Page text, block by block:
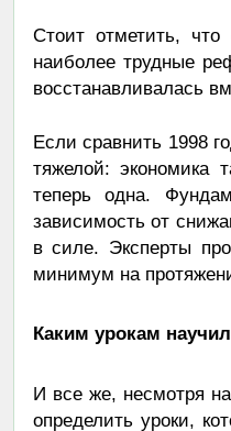
Стоит отметить,
наиболее трудные
восстанавливалась
Если сравнить 1998
тяжелой: экономика
теперь одна.
зависимость от
в силе. Эксперты
минимум на
Каким урокам
И все же, несмотря
определить уроки,